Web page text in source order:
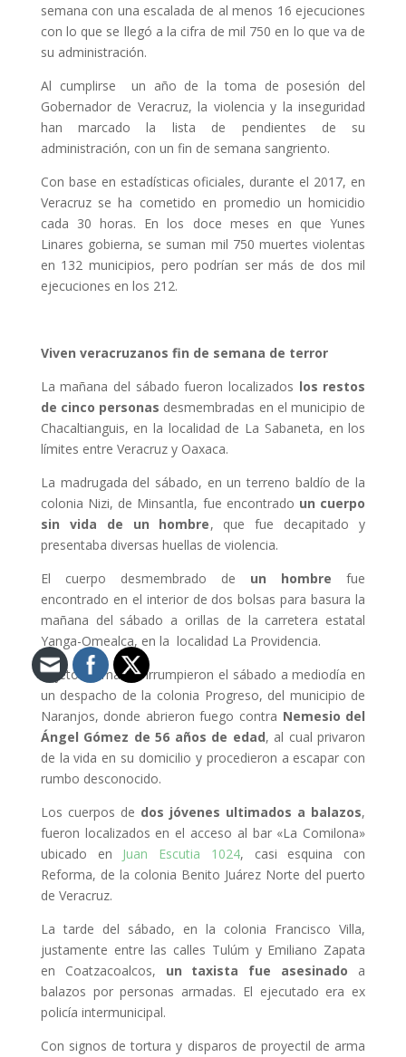
semana con una escalada de al menos 16 ejecuciones
con lo que se llegó a la cifra de mil 750 en lo que va de
su administración.
Al cumplirse un año de la toma de posesión del
Gobernador de Veracruz, la violencia y la inseguridad
han marcado la lista de pendientes de su
administración, con un fin de semana sangriento.
Con base en estadísticas oficiales, durante el 2017, en
Veracruz se ha cometido en promedio un homicidio
cada 30 horas. En los doce meses en que Yunes
Linares gobierna, se suman mil 750 muertes violentas
en 132 municipios, pero podrían ser más de dos mil
ejecuciones en los 212.
Viven veracruzanos fin de semana de terror
La mañana del sábado fueron localizados los restos
de cinco personas desmembradas en el municipio de
Chacaltianguis, en la localidad de La Sabaneta, en los
límites entre Veracruz y Oaxaca.
La madrugada del sábado, en un terreno baldío de la
colonia Nizi, de Minsantla, fue encontrado un cuerpo
sin vida de un hombre, que fue decapitado y
presentaba diversas huellas de violencia.
El cuerpo desmembrado de un hombre fue
encontrado en el interior de dos bolsas para basura la
mañana del sábado a orillas de la carretera estatal
Yanga-Omealca, en la localidad La Providencia.
Sujetos armados irrumpieron el sábado a mediodía en
un despacho de la colonia Progreso, del municipio de
Naranjos, donde abrieron fuego contra Nemesio del
Ángel Gómez de 56 años de edad, al cual privaron
de la vida en su domicilio y procedieron a escapar con
rumbo desconocido.
Los cuerpos de dos jóvenes ultimados a balazos,
fueron localizados en el acceso al bar «La Comilona»
ubicado en Juan Escutia 1024, casi esquina con
Reforma, de la colonia Benito Juárez Norte del puerto
de Veracruz.
La tarde del sábado, en la colonia Francisco Villa,
justamente entre las calles Tulúm y Emiliano Zapata
en Coatzacoalcos, un taxista fue asesinado a
balazos por personas armadas. El ejecutado era ex
policía intermunicipal.
Con signos de tortura y disparos de proyectil de arma